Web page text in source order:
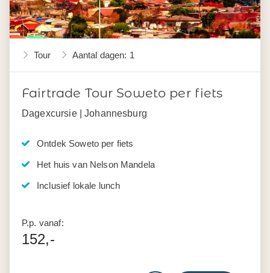
Tour Aantal dagen: 1
Fairtrade Tour Soweto per fiets
Dagexcursie | Johannesburg
Ontdek Soweto per fiets
Het huis van Nelson Mandela
Inclusief lokale lunch
P.p. vanaf:
152,-